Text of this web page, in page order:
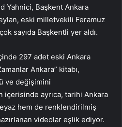
Yahnici, Başkent Ankara
eski milletvekili Feramuz
sayıda Başkentli yer aldı.
297 adet eski Ankara
Ankara” kitabı,
ve değişimini
içerisinde ayrıca, tarihi Ankara
hem de renklendirilmiş
videolar eşlik ediyor.